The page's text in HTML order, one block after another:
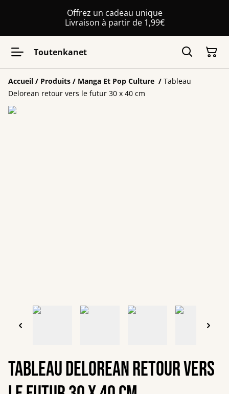
Offrez un cadeau unique
Livraison à partir de 1,99€
Toutenkanet
Accueil / Produits / Manga Et Pop Culture / Tableau
Delorean retour vers le futur 30 x 40 cm
Tableau Delorean retour vers